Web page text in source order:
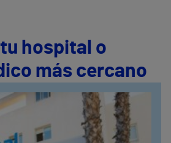
hospital o
más cercano